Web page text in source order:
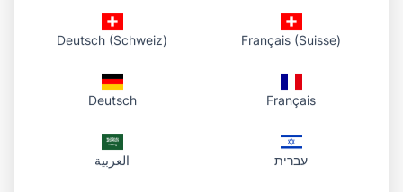
One-click removal
– awtomatikong
pagtukoy ng paksa at malinis na gilid
Transparent PNG
– handa sa anumang
– na-proprocess sa browser; hindi
Deutsch (Schweiz) Français (Suisse)
Deutsch Français
العربية עברית